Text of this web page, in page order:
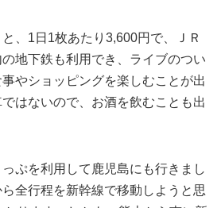
、1日1枚あたり3,600円で、ＪＲ
地下鉄も利用でき、ライブのつい
やショッピングを楽しむことが出
はないので、お酒を飲むことも出
ぷを利用して鹿児島にも行きまし
全行程を新幹線で移動しようと思